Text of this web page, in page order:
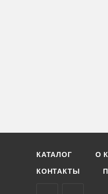
КАТАЛОГ О
КОНТАКТЫ